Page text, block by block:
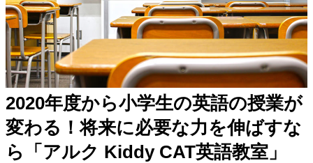
2020年度から小学生の英語の授業が
変わる！将来に必要な力を伸ばすな
ら「アルク Kiddy CAT英語教室」